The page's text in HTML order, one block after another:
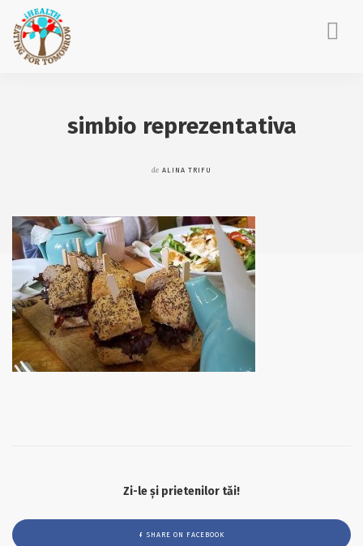
CONSILIERE NUTRIȚIE
CONTACT
simbio reprezentativa
de ALINA TRIFU
Zi-le și prietenilor tăi!
SHARE ON FACEBOOK